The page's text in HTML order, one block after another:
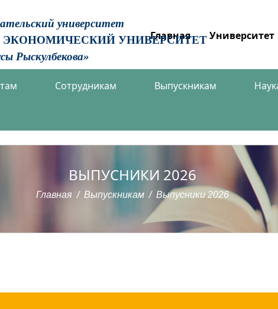
университет
ЭКОНОМИЧЕСКИЙ УНИВЕРСИТЕТ
Рыскулбекова»
Главная Университет
Сотрудникам Выпускникам
ВЫПУСНИКИ 2026
Главная Выпускникам Выпусники 2026